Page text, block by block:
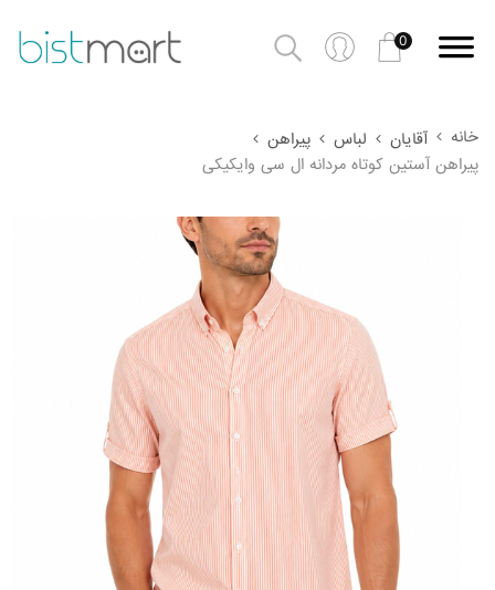
0
خانه آقایان لباس
پیراهن
پیراهن آستین کوتاه مردانه ال سی وایکیکی